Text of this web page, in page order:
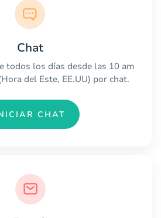
Chat
todos los días desde las 10 am
del Este, EE.UU) por chat.
CHAT